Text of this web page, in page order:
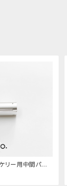
リー用中間パー
超ジ